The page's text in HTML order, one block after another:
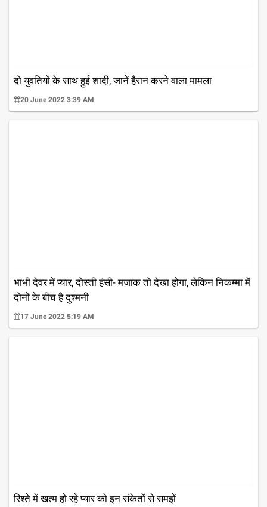
दो युवतियों के साथ हुई शादी, जानें हैरान करने वाला मामला
20 June 2022 3:39 AM
भाभी देवर में प्यार, दोस्ती हंसी- मजाक तो देखा होगा, लेकिन निकम्मा में
दोनों के बीच है दुश्मनी
17 June 2022 5:19 AM
रिश्ते में खत्म हो रहे प्यार को इन संकेतों से समझें